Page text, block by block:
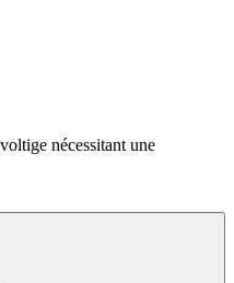
nécessitant une